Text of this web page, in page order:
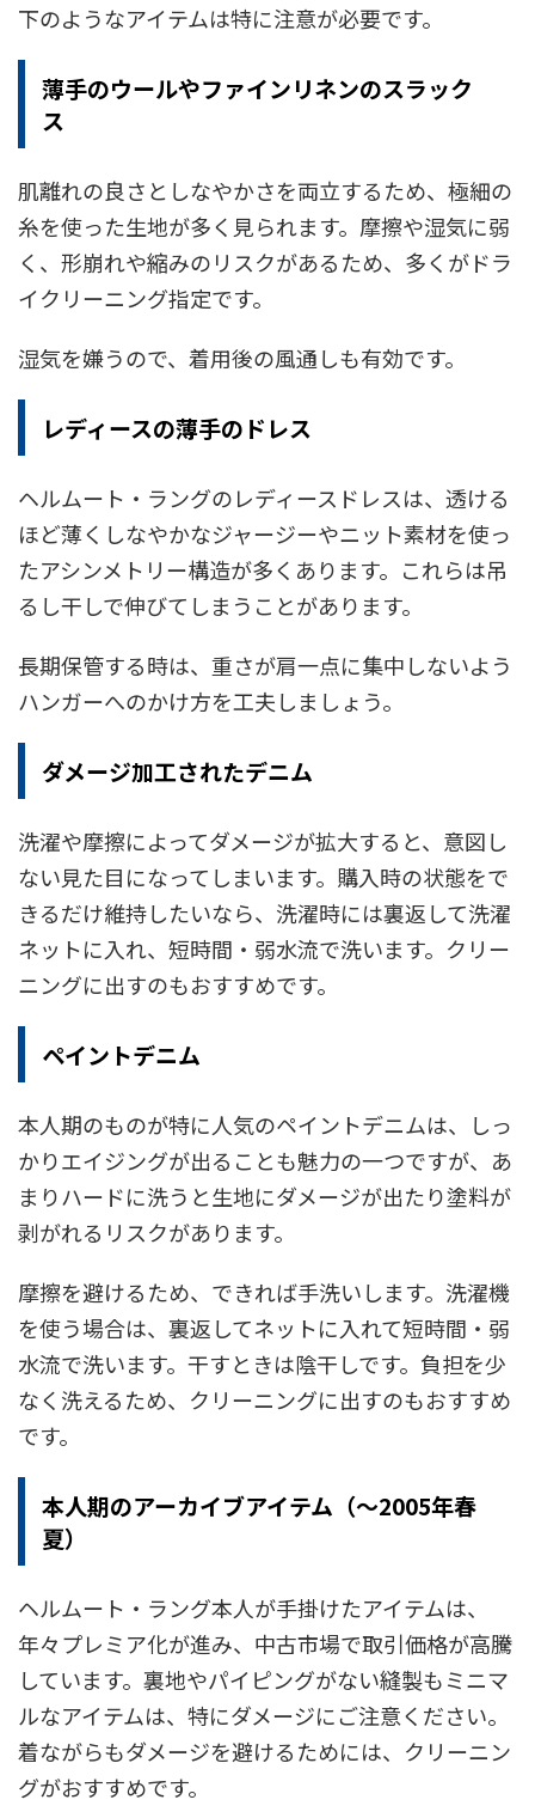
下のようなアイテムは特に注意が必要です。
薄手のウールやファインリネンのスラック
ス
肌離れの良さとしなやかさを両立するため、極細の
糸を使った生地が多く見られます。摩擦や湿気に弱
く、形崩れや縮みのリスクがあるため、多くがドラ
イクリーニング指定です。
湿気を嫌うので、着用後の風通しも有効です。
レディースの薄手のドレス
ヘルムート・ラングのレディースドレスは、透ける
ほど薄くしなやかなジャージーやニット素材を使っ
たアシンメトリー構造が多くあります。これらは吊
るし干しで伸びてしまうことがあります。
長期保管する時は、重さが肩一点に集中しないよう
ハンガーへのかけ方を工夫しましょう。
ダメージ加工されたデニム
洗濯や摩擦によってダメージが拡大すると、意図し
ない見た目になってしまいます。購入時の状態をで
きるだけ維持したいなら、洗濯時には裏返して洗濯
ネットに入れ、短時間・弱水流で洗います。クリー
ニングに出すのもおすすめです。
ペイントデニム
本人期のものが特に人気のペイントデニムは、しっ
かりエイジングが出ることも魅力の一つですが、あ
まりハードに洗うと生地にダメージが出たり塗料が
剥がれるリスクがあります。
摩擦を避けるため、できれば手洗いします。洗濯機
を使う場合は、裏返してネットに入れて短時間・弱
水流で洗います。干すときは陰干しです。負担を少
なく洗えるため、クリーニングに出すのもおすすめ
です。
本人期のアーカイブアイテム（〜2005年春
夏）
ヘルムート・ラング本人が手掛けたアイテムは、
年々プレミア化が進み、中古市場で取引価格が高騰
しています。裏地やパイピングがない縫製もミニマ
ルなアイテムは、特にダメージにご注意ください。
着ながらもダメージを避けるためには、クリーニン
グがおすすめです。